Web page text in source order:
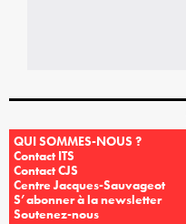
QUI SOMMES-NOUS ?
Contact ITS
Contact CJS
Centre Jacques-Sauvageot
S’abonner à la newsletter
Soutenez-nous